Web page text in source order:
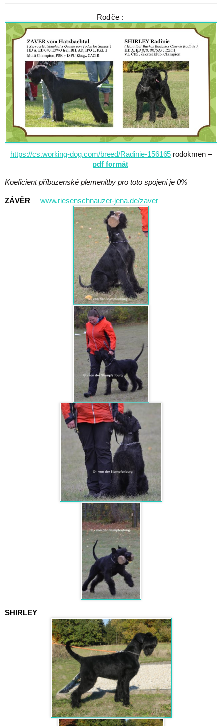
Rodiče :
https://cs.working-dog.com/breed/Radinie-156165 rodokmen –
pdf formát
Koeficient příbuzenské plemenitby pro toto spojení je 0%
ZÁVĚR – www.riesenschnauzer-jena.de/zaver
SHIRLEY